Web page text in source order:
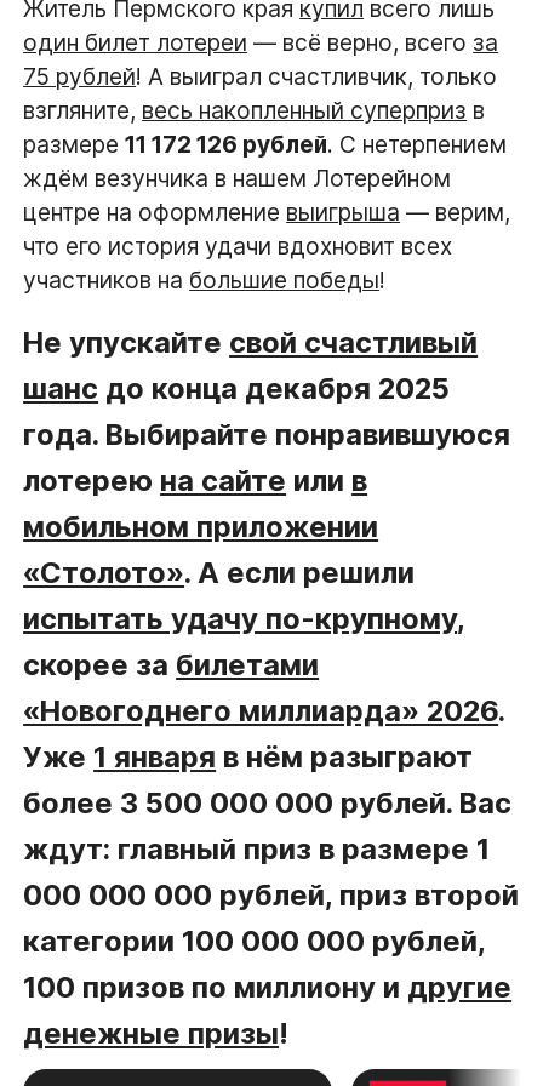
Житель Пермского края купил всего лишь
один билет лотереи — всё верно, всего за
75 рублей! А выиграл счастливчик, только
взгляните, весь накопленный суперприз в
размере11 172 126 рублей. С нетерпением
ждём везунчика в нашем Лотерейном
центре на оформление выигрыша — верим,
что его история удачи вдохновит всех
участников на большие победы!
Не упускайте свой счастливый
шанс до конца декабря 2025
года. Выбирайте понравившуюся
лотерею на сайте или в
мобильном приложении
«Столото». А если решили
испытать удачу по-крупному,
скорее за билетами
«Новогоднего миллиарда» 2026.
Уже 1 января в нём разыграют
более 3 500 000 000 рублей. Вас
ждут: главный приз в размере 1
000 000 000 рублей, приз второй
категории 100 000 000 рублей,
100 призов по миллиону и другие
денежные призы!